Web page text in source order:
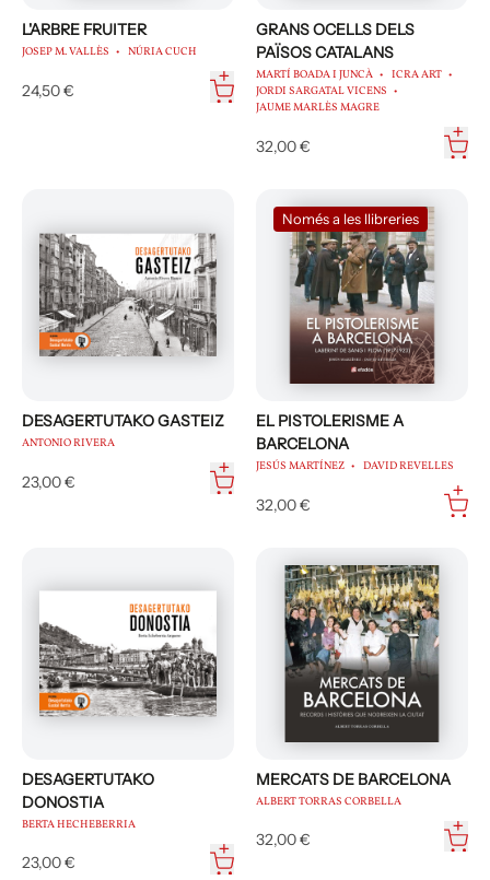
L'ARBRE FRUITER
JOSEP M. VALLÈS NÚRIA CUCH
24,50 €
GRANS OCELLS DELS
PAÏSOS CATALANS
MARTÍ BOADA I JUNCÀ
ICRA ART
JORDI SARGATAL VICENS
JAUME MARLÈS MAGRE
32,00 €
DESAGERTUTAKO GASTEIZ
ANTONIO RIVERA
23,00 €
Només a les llibreries
EL PISTOLERISME A
BARCELONA
JESÚS MARTÍNEZ DAVID REVELLES
32,00 €
DESAGERTUTAKO
DONOSTIA
BERTA HECHEBERRIA
23,00 €
MERCATS DE BARCELONA
ALBERT TORRAS CORBELLA
32,00 €